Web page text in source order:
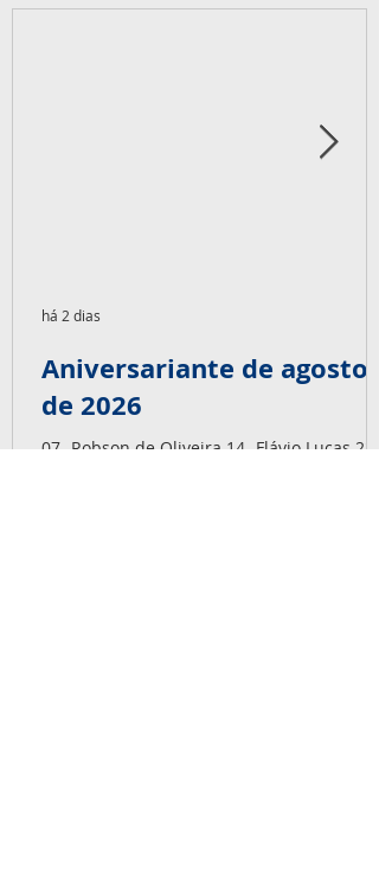
Aniversariante de agosto
de 2026
07- Robson de Oliveira 14- Flávio Lucas 22-
há 2 dias